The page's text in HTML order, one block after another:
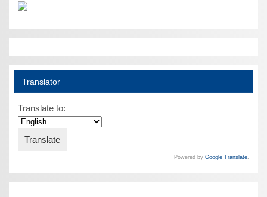
Translator
Translate to:
Powered by Google Translate.